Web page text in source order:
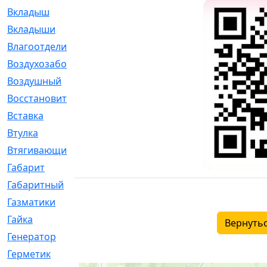
Вкладыш
Вкладыши
Влагоотделитель
Воздухозаборник
Воздушный
Восстановительный
Вставка
Втулка
Втягивающий
Габарит
Габаритный
Газматики
Гайка
Генератор
Герметик